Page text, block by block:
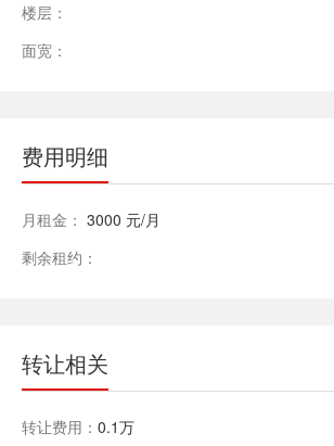
楼层：
面宽：
费用明细
月租金： 3000 元/月
剩余租约：
转让相关
转让费用： 0.1万